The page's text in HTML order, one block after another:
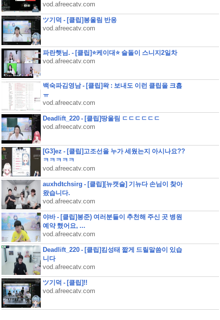
vod.afreecatv.com
ツ기덕 - [클립]봉울림 반응
vod.afreecatv.com
파란햇님. - [클립]⭐케이대⭐ 슬돌이 스니지2일차
vod.afreecatv.com
백숙파김영남 - [클립]왁 : 보내도 이런 클립을 크흡
ㅠ
vod.afreecatv.com
Deadlift_220 - [클립]땅울림 ㄷㄷㄷㄷㄷㄷ
vod.afreecatv.com
[G3]ez - [클립]고조선을 누가 세웠는지 아시나요??
ㅋㅋㅋㅋㅋ
vod.afreecatv.com
auxhdtchsirg - [클립][뉴캣슬] 기뉴다 손님이 찾아
왔습니다.
vod.afreecatv.com
야바 - [클립]봉준) 여러분들이 추천해 주신 곳 병원
예약 했어요, ...
vod.afreecatv.com
Deadlift_220 - [클립]킴성태 짧게 드릴말씀이 있습
니다
vod.afreecatv.com
ツ기덕 - [클립]!!
vod.afreecatv.com